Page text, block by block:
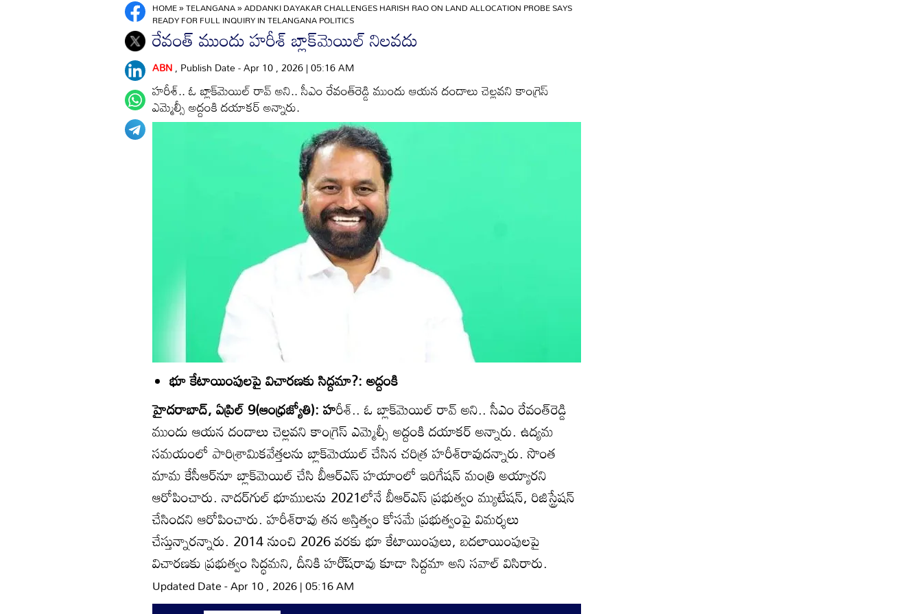
HOME»TELANGANA»ADDANKI DAYAKAR CHALLENGES HARISH RAO ON LAND ALLOCATION PROBE SAYS
READY FOR FULL INQUIRY IN TELANGANA POLITICS
రేవంత్‌ ముందు హరీశ్‌ బ్లాక్‌మెయిల్‌ నిలవదు
ABN, Publish Date - Apr 10 , 2026 | 05:16 AM
హరీశ్‌.. ఓ బ్లాక్‌మెయిల్‌ రావ్‌ అని.. సీఎం రేవంత్‌రెడ్డి ముందు ఆయన దందాలు చెల్లవని కాంగ్రెస్‌
ఎమ్మెల్సీ అద్దంకి దయాకర్‌ అన్నారు.
భూ కేటాయింపులపై విచారణకు సిద్దమా?: అద్దంకి
హైదరాబాద్‌, ఏప్రిల్‌ 9(ఆంధ్రజ్యోతి): హరీశ్‌.. ఓ బ్లాక్‌మెయిల్‌ రావ్‌ అని.. సీఎం రేవంత్‌రెడ్డి
ముందు ఆయన దందాలు చెల్లవని కాంగ్రెస్‌ ఎమ్మెల్సీ అద్దంకి దయాకర్‌ అన్నారు. ఉద్యమ
సమయంలో పారిశ్రామికవేత్తలను బ్లాక్‌మెయుల్‌ చేసిన చరిత్ర హరీశ్‌రావుదన్నారు. సొంత
మామ కేసీఆర్‌నూ బ్లాక్‌మెయిల్‌ చేసి బీఆర్‌ఎస్‌ హయాంలో ఇరిగేషన్‌ మంత్రి అయ్యారని
ఆరోపించారు. నాదర్‌గుల్‌ భూములను 2021లోనే బీఆర్‌ఎస్‌ ప్రభుత్వం మ్యుటేషన్‌, రిజిస్ట్రేషన్‌
చేసిందని ఆరోపించారు. హరీశ్‌రావు తన అస్తిత్వం కోసమే ప్రభుత్వంపై విమర్శలు
చేస్తున్నారన్నారు. 2014 నుంచి 2026 వరకు భూ కేటాయింపులు, బదలాయింపులపై
విచారణకు ప్రభుత్వం సిద్ధమని, దీనికి హరీ్‌షరావు కూడా సిద్దమా అని సవాల్‌ విసిరారు.
Updated Date - Apr 10 , 2026 | 05:16 AM